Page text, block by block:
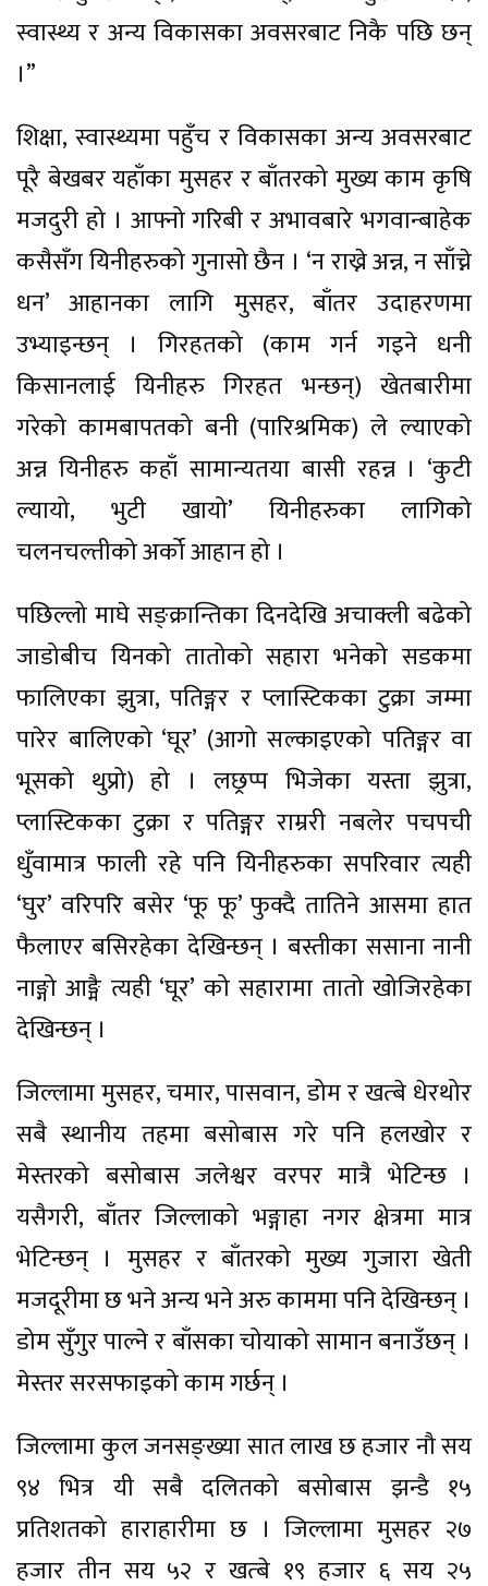
स्वास्थ्य र अन्य विकासका अवसरबाट निकै पछि छन्
।”
शिक्षा, स्वास्थ्यमा पहुँच र विकासका अन्य अवसरबाट
पूरै बेखबर यहाँका मुसहर र बाँतरको मुख्य काम कृषि
मजदुरी हो । आफ्नो गरिबी र अभावबारे भगवान्बाहेक
कसैसँग यिनीहरुको गुनासो छैन । ‘न राख्ने अन्न, न साँच्ने
धन’ आहानका लागि मुसहर, बाँतर उदाहरणमा
उभ्याइन्छन् । गिरहतको (काम गर्न गइने धनी
किसानलाई यिनीहरु गिरहत भन्छन्) खेतबारीमा
गरेको कामबापतको बनी (पारिश्रमिक) ले ल्याएको
अन्न यिनीहरु कहाँ सामान्यतया बासी रहन्न । ‘कुटी
ल्यायो, भुटी खायो’ यिनीहरुका लागिको
चलनचल्तीको अर्को आहान हो ।
पछिल्लो माघे सङ्क्रान्तिका दिनदेखि अचाक्ली बढेको
जाडोबीच यिनको तातोको सहारा भनेको सडकमा
फालिएका झुत्रा, पतिङ्गर र प्लास्टिकका टुक्रा जम्मा
पारेर बालिएको ‘घूर’ (आगो सल्काइएको पतिङ्गर वा
भूसको थुप्रो) हो । लछ्रप्प भिजेका यस्ता झुत्रा,
प्लास्टिकका टुक्रा र पतिङ्गर राम्ररी नबलेर पचपची
धुँवामात्र फाली रहे पनि यिनीहरुका सपरिवार त्यही
‘घुर’ वरिपरि बसेर ‘फू फू’ फुक्दै तातिने आसमा हात
फैलाएर बसिरहेका देखिन्छन् । बस्तीका ससाना नानी
नाङ्गो आङ्मै त्यही ‘घूर’ को सहारामा तातो खोजिरहेका
देखिन्छन् ।
जिल्लामा मुसहर, चमार, पासवान, डोम र खत्बे धेरथोर
सबै स्थानीय तहमा बसोबास गरे पनि हलखोर र
मेस्तरको बसोबास जलेश्वर वरपर मात्रै भेटिन्छ ।
यसैगरी, बाँतर जिल्लाको भङ्गाहा नगर क्षेत्रमा मात्र
भेटिन्छन् । मुसहर र बाँतरको मुख्य गुजारा खेती
मजदूरीमा छ भने अन्य भने अरु काममा पनि देखिन्छन् ।
डोम सुँगुर पाल्ने र बाँसका चोयाको सामान बनाउँछन् ।
मेस्तर सरसफाइको काम गर्छन् ।
जिल्लामा कुल जनसङ्ख्या सात लाख छ हजार नौ सय
९४ भित्र यी सबै दलितको बसोबास झन्डै १५
प्रतिशतको हाराहारीमा छ । जिल्लामा मुसहर २७
हजार तीन सय ५२ र खत्बे १९ हजार ६ सय २५